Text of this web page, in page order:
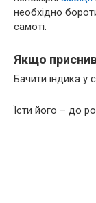
необхідно
самоті.
Якщо
Бачити індика у
Їсти його – до